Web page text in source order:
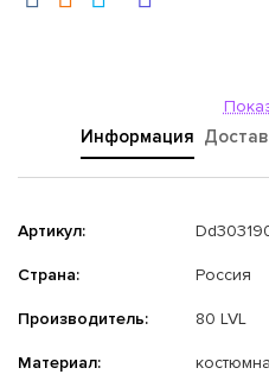
Информация
Артикул:
Страна: Россия
Производитель: 80 LVL
Материал: